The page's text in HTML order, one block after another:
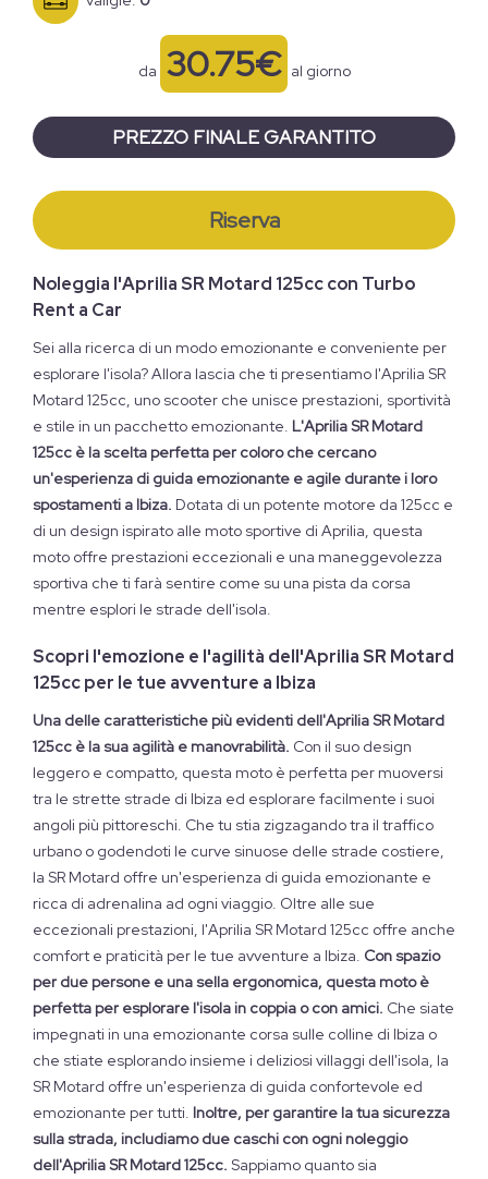
da 30.75€ al giorno
PREZZO FINALE GARANTITO
Riserva
Noleggia l'Aprilia SR Motard 125cc con Turbo
Rent a Car
Sei alla ricerca di un modo emozionante e conveniente per
esplorare l'isola? Allora lascia che ti presentiamo l'Aprilia SR
Motard 125cc, uno scooter che unisce prestazioni, sportività
e stile in un pacchetto emozionante. L'Aprilia SR Motard
125cc è la scelta perfetta per coloro che cercano
un'esperienza di guida emozionante e agile durante i loro
spostamenti a Ibiza. Dotata di un potente motore da 125cc e
di un design ispirato alle moto sportive di Aprilia, questa
moto offre prestazioni eccezionali e una maneggevolezza
sportiva che ti farà sentire come su una pista da corsa
mentre esplori le strade dell'isola.
Scopri l'emozione e l'agilità dell'Aprilia SR Motard
125cc per le tue avventure a Ibiza
Una delle caratteristiche più evidenti dell'Aprilia SR Motard
125cc è la sua agilità e manovrabilità. Con il suo design
leggero e compatto, questa moto è perfetta per muoversi
tra le strette strade di Ibiza ed esplorare facilmente i suoi
angoli più pittoreschi. Che tu stia zigzagando tra il traffico
urbano o godendoti le curve sinuose delle strade costiere,
la SR Motard offre un'esperienza di guida emozionante e
ricca di adrenalina ad ogni viaggio. Oltre alle sue
eccezionali prestazioni, l'Aprilia SR Motard 125cc offre anche
comfort e praticità per le tue avventure a Ibiza. Con spazio
per due persone e una sella ergonomica, questa moto è
perfetta per esplorare l'isola in coppia o con amici. Che siate
impegnati in una emozionante corsa sulle colline di Ibiza o
che stiate esplorando insieme i deliziosi villaggi dell'isola, la
SR Motard offre un'esperienza di guida confortevole ed
emozionante per tutti. Inoltre, per garantire la tua sicurezza
sulla strada, includiamo due caschi con ogni noleggio
dell'Aprilia SR Motard 125cc. Sappiamo quanto sia